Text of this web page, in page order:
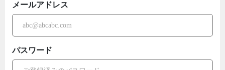
メールアドレス
パスワード